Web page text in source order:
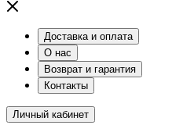
Доставка и оплата
О нас
Возврат и гарантия
Контакты
Личный кабинет